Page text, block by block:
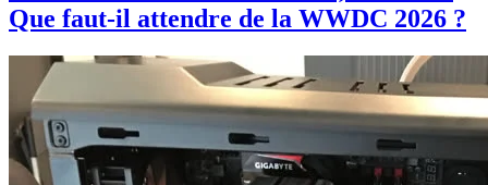
Que faut-il attendre de la WWDC 2026 ?